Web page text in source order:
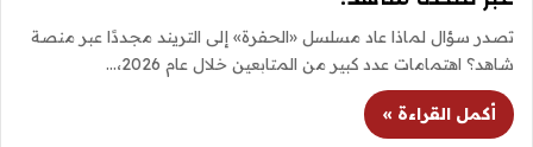
تصدر سؤال لماذا عاد مسلسل «الحفرة» إلى التريند مجددًا عبر منصة
شاهد؟ اهتمامات عدد كبير من المتابعين خلال عام 2026،…
أكمل القراءة »